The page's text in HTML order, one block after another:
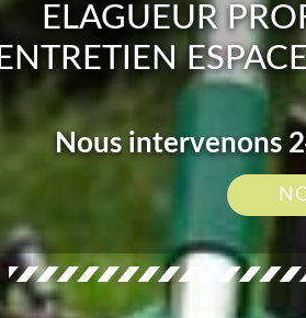
ELAGUEUR
ENTRETIEN
Nous intervenons